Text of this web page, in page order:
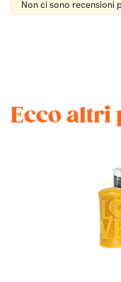
Non ci sono recensioni
Ecco altri